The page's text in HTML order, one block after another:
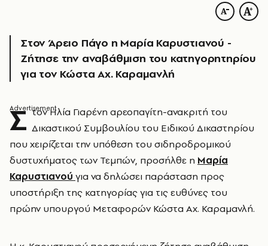
Στον Άρειο Πάγο η Μαρία Καρυστιανού -
Ζήτησε την αναβάθμιση του κατηγορητηρίου
για τον Κώστα Αχ. Καραμανλή
Σ τον Ηλία Γιαρένη αρεοπαγίτη-ανακριτή του
Δικαστικού Συμβουλίου του Ειδικού Δικαστηρίου
που χειρίζεται την υπόθεση του σιδηροδρομικού
δυστυχήματος των Τεμπών, προσήλθε η Μαρία
Καρυστιανού για να δηλώσει παράσταση προς
υποστήριξη της κατηγορίας για τις ευθύνες του
πρώην υπουργού Μεταφορών Κώστα Αχ. Καραμανλή.